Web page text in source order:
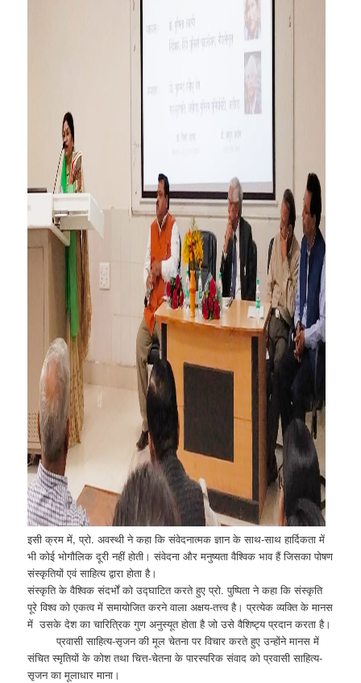
इसी क्रम में, प्रो. अवस्थी ने कहा कि संवेदनात्मक ज्ञान के साथ-साथ हार्दिकता में
भी कोई भोगौलिक दूरी नहीं होती। संवेदना और मनुष्यता वैश्विक भाव हैं जिसका पोषण
संस्कृतियों एवं साहित्य द्वारा होता है।
संस्कृति के वैश्विक संदर्भों को उद्घाटित करते हुए प्रो. पुष्पिता ने कहा कि संस्कृति
पूरे विश्व को एकत्व में समायोजित करने वाला अक्षय-तत्त्व है। प्रत्येक व्यक्ति के मानस
में उसके देश का चारित्रिक गुण अनुस्यूत होता है जो उसे वैशिष्ट्य प्रदान करता है।
प्रवासी साहित्य-सृजन की मूल चेतना पर विचार करते हुए उन्होंने मानस में
संचित स्मृतियों के कोश तथा चित्त-चेतना के पारस्परिक संवाद को प्रवासी साहित्य-
सृजन का मूलाधार माना।